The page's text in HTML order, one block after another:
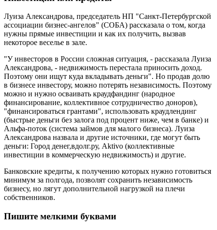
Луиза Александрова, председатель НП "Санкт-Петербургской
ассоциации бизнес-ангелов" (СОБА) рассказала о том, когда
нужны прямые инвестиции и как их получить, вызвав
некоторое веселье в зале.
"У инвесторов в России сложная ситуация, - рассказала Луиза
Александрова, - недвижимость перестала приносить доход.
Поэтому они ищут куда вкладывать деньги". Но продав долю
в бизнесе инвестору, можно потерять независимость. Поэтому
можно и нужно осваивать краудфандинг (народное
финансирование, коллективное сотрудничество доноров),
"финансироваться грантами", использовать краудлендинг
(быстрые деньги без залога под процент ниже, чем в банке) и
Альфа-поток (система займов для малого бизнеса). Луиза
Александрова назвала и другие источники, где могут быть
деньги: Город денег,вдолг.ру, Aktivo (коллективные
инвестиции в коммерческую недвижимость) и другие.
Банковские кредиты, к получению которых нужно готовиться
минимум за полгода, позволят сохранить независимость
бизнесу, но лягут дополнительной нагрузкой на плечи
собственников.
Пишите мелкими буквами